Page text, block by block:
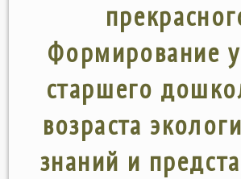
Формирование
старшего
возраста
знаний и